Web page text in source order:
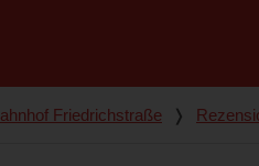
Friedrichstraße ❭